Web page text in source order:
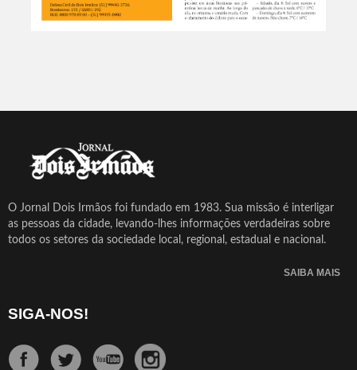
O Jornal Dois Irmãos foi fundado em 1983. Sua missão é interligar
as pessoas da cidade, levando-lhes informações verdadeiras sobre
todos os setores da sociedade local, regional, estadual e nacional.
SAIBA MAIS
SIGA-NOS!